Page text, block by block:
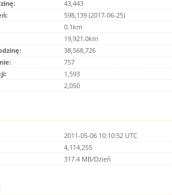
43,443
598,139 (2017-06-25)
0.1km
19,921.0km
38,568,726
757
1,593
2,050
2011-05-06 10:10:52 UTC
4,114,255
317.4 MB/Dzień